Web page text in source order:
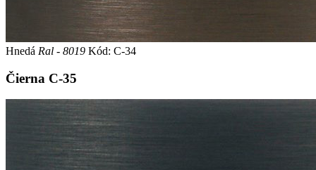
Hnedá Ral - 8019 Kód: C-34
Čierna C-35